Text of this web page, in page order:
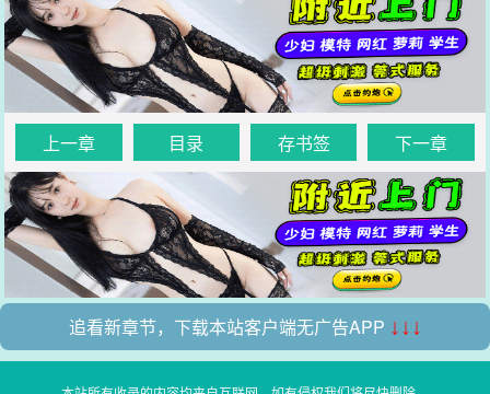
上一章 目录 存书签 下一章
追看新章节，下载本站客户端无广告APP ↓↓↓